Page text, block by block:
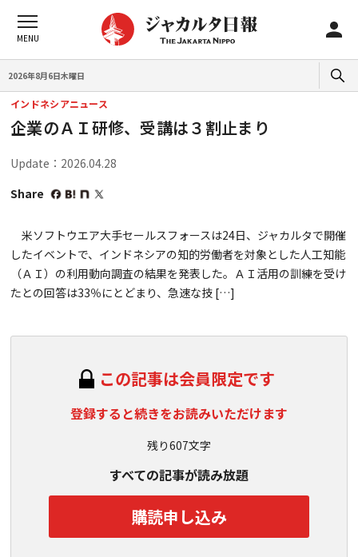
2026年8月6日木曜日
インドネシアニュース
企業のＡＩ研修、受講は３割止まり
Update：2026.04.28
Share
米ソフトウエア大手セールスフォースは24日、ジャカルタで開催
したイベントで、インドネシアの知的労働者を対象とした人工知能
（ＡＩ）の利用動向調査の結果を発表した。ＡＩ活用の訓練を受け
たとの回答は33％にとどまり、急速な技 […]
この記事は会員限定です
登録すると続きをお読みいただけます
残り607文字
すべての記事が読み放題
購読申し込み